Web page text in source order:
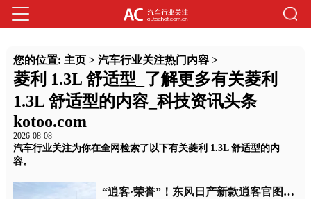
您的位置: 主页> 汽车行业关注热门内容>
菱利 1.3L 舒适型_了解更多有关菱利
1.3L 舒适型的内容_科技资讯头条
kotoo.com
2026-08-08
汽车行业关注为你在全网检索了以下有关菱利 1.3L 舒适型的内
容。
“逍客·荣誉”！东风日产新款逍客官图发布